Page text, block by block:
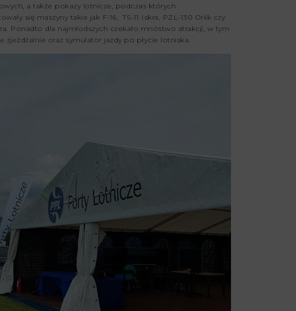
a także pokazy lotnicze, podczas których
się maszyny takie jak F-16, TS-11 Iskra, PZL-130 Orlik czy
Ponadto dla najmłodszych czekało mnóstwo atrakcji, w tym
zjeżdżalnie oraz symulator jazdy po płycie lotniska.